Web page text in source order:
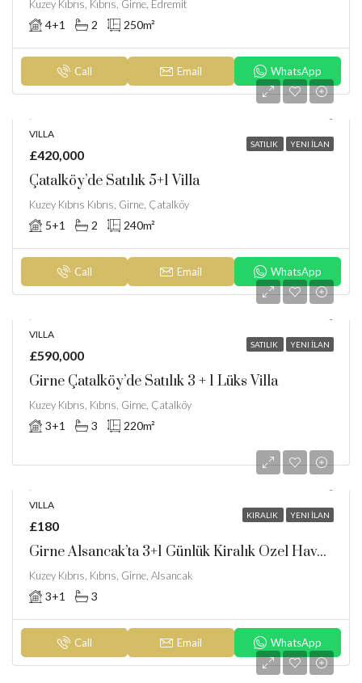
Kuzey Kıbrıs, Kıbrıs, Girne, Edremit
4+1 2 250m²
Call Email WhatsApp
SATILIK YENI İLAN
VILLA
£420,000
Çatalköy’de Satılık 5+1 Villa
Kuzey Kıbrıs Kıbrıs, Girne, Çatalköy
5+1 2 240m²
Call Email WhatsApp
SATILIK YENI İLAN
VILLA
£590,000
Girne Çatalköy’de Satılık 3 + 1 Lüks Villa
Kuzey Kıbrıs, Kıbrıs, Girne, Çatalköy
3+1 3 220m²
KIRALIK YENI İLAN
VILLA
£180
Girne Alsancak’ta 3+1 Günlük Kiralık Özel Havuzlu Villa
Kuzey Kıbrıs, Kıbrıs, Girne, Alsancak
3+1 3
Call Email WhatsApp